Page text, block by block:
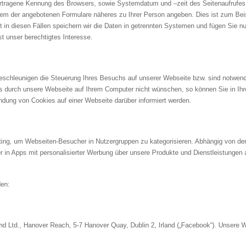
Kennung des Browsers, sowie Systemdatum und –zeit des
der angebotenen Formulare näheres zu Ihrer Person angeben. Dies ist zum
diesen Fällen speichern wir die Daten in getrennten Systemen und fügen Sie
unser berechtigtes Interesse.
die Steuerung Ihres Besuchs auf unserer Webseite bzw. sind
unsere Webseite auf Ihrem Computer nicht wünschen, so können Sie in
von Cookies auf einer Webseite darüber informiert werden.
um Webseiten-Besucher in Nutzergruppen zu kategorisieren. Abhängig von
Apps mit personalisierter Werbung über unsere Produkte und Dienstleistungen
Ltd., Hanover Reach, 5-7 Hanover Quay, Dublin 2, Irland („Facebook“). Unsere